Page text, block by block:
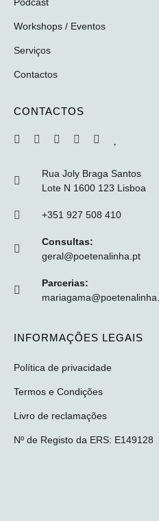
Workshops / Eventos
Serviços
Contactos
CONTACTOS
Rua Joly Braga Santos
Lote N 1600 123 Lisboa
+351 927 508 410
Consultas:
geral@poetenalinha.pt
Parcerias:
INFORMAÇÕES LEGAIS
Política de privacidade
Termos e Condições
Livro de reclamações
Nº de Registo da ERS: E149128